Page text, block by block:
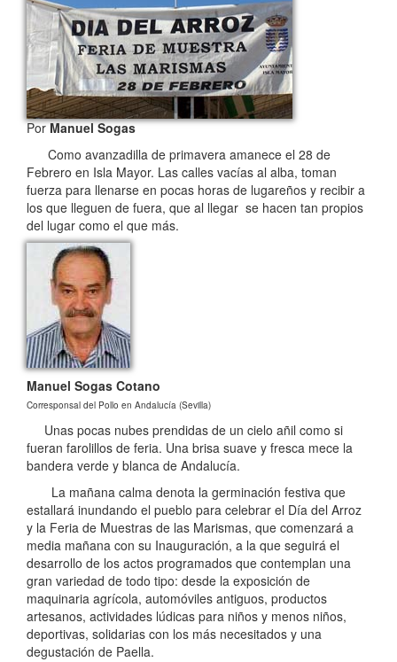
PorManuel Sogas
Como avanzadilla de primavera amanece el 28 de
Febrero en Isla Mayor. Las calles vacías al alba, toman
fuerza para llenarse en pocas horas de lugareños y recibir a
los que lleguen de fuera, que al llegar se hacen tan propios
del lugar como el que más.
Manuel Sogas Cotano
Corresponsal del Pollo en Andalucía (Sevilla)
Unas pocas nubes prendidas de un cielo añil como si
fueran farolillos de feria. Una brisa suave y fresca mece la
bandera verde y blanca de Andalucía.
La mañana calma denota la germinación festiva que
estallará inundando el pueblo para celebrar el Día del Arroz
y la Feria de Muestras de las Marismas, que comenzará a
media mañana con su Inauguración, a la que seguirá el
desarrollo de los actos programados que contemplan una
gran variedad de todo tipo: desde la exposición de
maquinaria agrícola, automóviles antiguos, productos
artesanos, actividades lúdicas para niños y menos niños,
deportivas, solidarias con los más necesitados y una
degustación de Paella.